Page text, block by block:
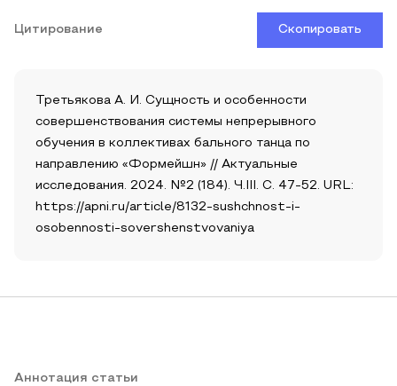
Цитирование Скопировать
Третьякова А. И. Сущность и особенности
совершенствования системы непрерывного
обучения в коллективах бального танца по
направлению «Формейшн» // Актуальные
исследования. 2024. №2 (184). Ч.III. С. 47-52. URL:
https://apni.ru/article/8132-sushchnost-i-
osobennosti-sovershenstvovaniya
Аннотация статьи